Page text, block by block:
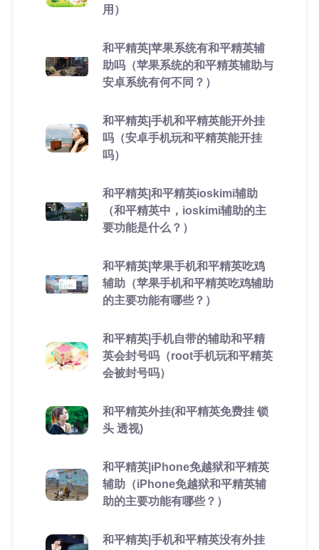
用）
和平精英|苹果系统有和平精英辅
助吗（苹果系统的和平精英辅助与
安卓系统有何不同？）
和平精英|手机和平精英能开外挂
吗（安卓手机玩和平精英能开挂
吗）
和平精英|和平精英ioskimi辅助
（和平精英中，ioskimi辅助的主
要功能是什么？）
和平精英|苹果手机和平精英吃鸡
辅助（苹果手机和平精英吃鸡辅助
的主要功能有哪些？）
和平精英|手机自带的辅助和平精
英会封号吗（root手机玩和平精英
会被封号吗）
和平精英外挂(和平精英免费挂 锁
头 透视)
和平精英|iPhone免越狱和平精英
辅助（iPhone免越狱和平精英辅
助的主要功能有哪些？）
和平精英|手机和平精英没有外挂